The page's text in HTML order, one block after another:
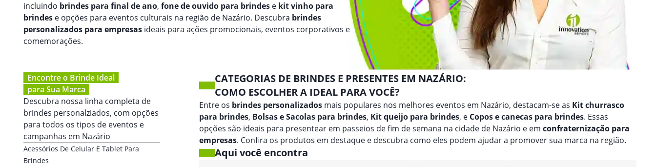
incluindo brindes para final de ano, fone de ouvido para brindes e kit vinho para
brindes e opções para eventos culturais na região de Nazário. Descubra brindes
personalizados para empresas ideais para ações promocionais, eventos corporativos e
comemorações.
Encontre o Brinde Ideal
para Sua Marca
Descubra nossa linha completa de
brindes personalziados, com opções
para todos os tipos de eventos e
campanhas em Nazário
Acessórios De Celular E Tablet Para
Brindes
CATEGORIAS DE BRINDES E PRESENTES EM NAZÁRIO:
COMO ESCOLHER A IDEAL PARA VOCÊ?
Entre os brindes personalizados mais populares nos melhores eventos em Nazário, destacam-se as Kit churrasco
para brindes, Bolsas e Sacolas para brindes, Kit queijo para brindes, e Copos e canecas para brindes. Essas
opções são ideais para presentear em passeios de fim de semana na cidade de Nazário e em confraternização para
empresas. Confira os produtos em destaque e descubra como eles podem ajudar a promover sua marca na região.
Aqui você encontra